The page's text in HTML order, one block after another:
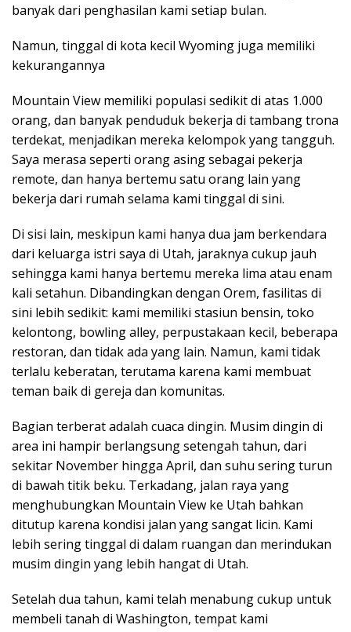
banyak dari penghasilan kami setiap bulan.
Namun, tinggal di kota kecil Wyoming juga memiliki
kekurangannya
Mountain View memiliki populasi sedikit di atas 1.000
orang, dan banyak penduduk bekerja di tambang trona
terdekat, menjadikan mereka kelompok yang tangguh.
Saya merasa seperti orang asing sebagai pekerja
remote, dan hanya bertemu satu orang lain yang
bekerja dari rumah selama kami tinggal di sini.
Di sisi lain, meskipun kami hanya dua jam berkendara
dari keluarga istri saya di Utah, jaraknya cukup jauh
sehingga kami hanya bertemu mereka lima atau enam
kali setahun. Dibandingkan dengan Orem, fasilitas di
sini lebih sedikit: kami memiliki stasiun bensin, toko
kelontong, bowling alley, perpustakaan kecil, beberapa
restoran, dan tidak ada yang lain. Namun, kami tidak
terlalu keberatan, terutama karena kami membuat
teman baik di gereja dan komunitas.
Bagian terberat adalah cuaca dingin. Musim dingin di
area ini hampir berlangsung setengah tahun, dari
sekitar November hingga April, dan suhu sering turun
di bawah titik beku. Terkadang, jalan raya yang
menghubungkan Mountain View ke Utah bahkan
ditutup karena kondisi jalan yang sangat licin. Kami
lebih sering tinggal di dalam ruangan dan merindukan
musim dingin yang lebih hangat di Utah.
Setelah dua tahun, kami telah menabung cukup untuk
membeli tanah di Washington, tempat kami